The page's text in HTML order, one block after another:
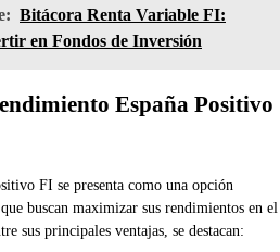
Bitácora Renta Variable FI:
en Fondos de Inversión
España Positivo
FI se presenta como una opción
buscan maximizar sus rendimientos en el
sus principales ventajas, se destacan: